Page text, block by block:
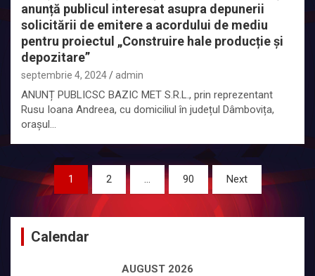
anunță publicul interesat asupra depunerii
solicitării de emitere a acordului de mediu
pentru proiectul „Construire hale producție și
depozitare”
septembrie 4, 2024 admin
ANUNȚ PUBLICSC BAZIC MET S.R.L., prin reprezentant
Rusu Ioana Andreea, cu domiciliul în județul Dâmbovița,
orașul…
Paginație
articole
1 2 … 90 Next
Calendar
AUGUST 2026